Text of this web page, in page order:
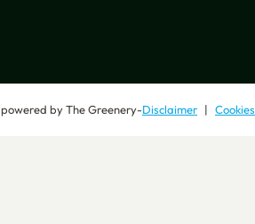
powered byThe Greenery-Disclaimer Cookies